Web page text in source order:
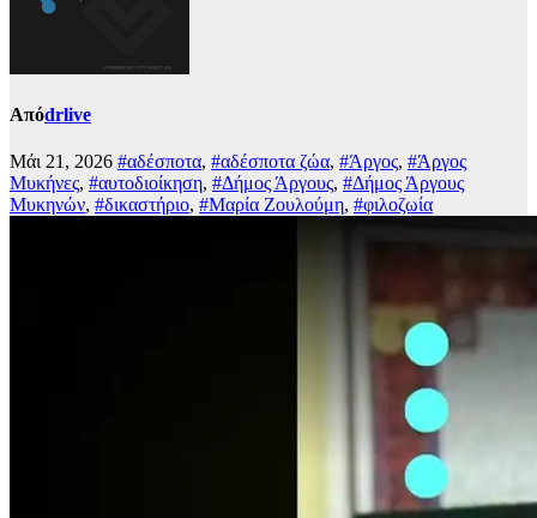
Απόdrlive
Μάι 21, 2026 #αδέσποτα, #αδέσποτα ζώα, #Άργος, #Άργος
Μυκήνες, #αυτοδιοίκηση, #Δήμος Άργους, #Δήμος Άργους
Μυκηνών, #δικαστήριο, #Μαρία Ζουλούμη, #φιλοζωία